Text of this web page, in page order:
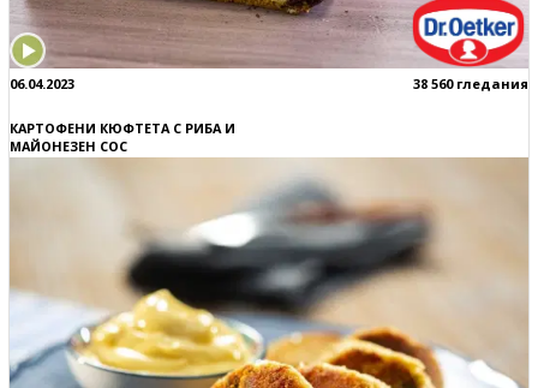
06.04.2023 38 560 гледания
КАРТОФЕНИ КЮФТЕТА С РИБА И
МАЙОНЕЗЕН СОС